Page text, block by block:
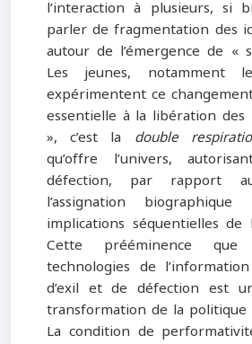
l’interaction à plusieurs, si
parler de fragmentation des
autour de l’émergence de «
Les jeunes, notamment
expérimentent ce
essentielle à la libération des
», c’est la double
qu’offre l’univers,
défection, par rapport
l’assignation
implications séquentielles de
Cette prééminence
technologies de
d’exil et de défection est
transformation de la politique
La condition de